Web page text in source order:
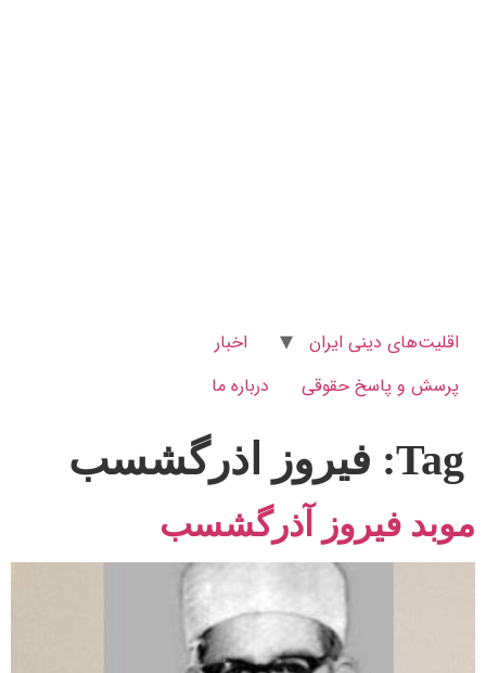
اقلیت‌های دینی ایران
اخبار
پرسش و پاسخ‌ حقوقی
درباره ما
Tag: فیروز اذرگشسب
موبد فیروز آذرگشسب